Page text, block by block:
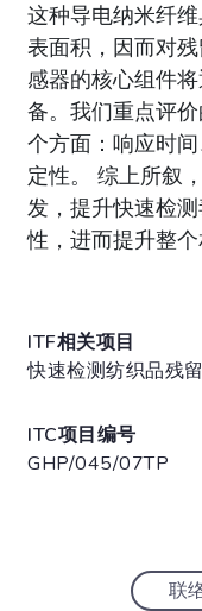
这种导电纳米纤
表面积，因而对
感器的核心组件
备。我们重点评
个方面：响应时
定性。 综上所叙
发，提升快速检
性，进而提升整个
ITF相关项目
快速检测纺织品残
ITC项目编号
GHP/045/07TP
联